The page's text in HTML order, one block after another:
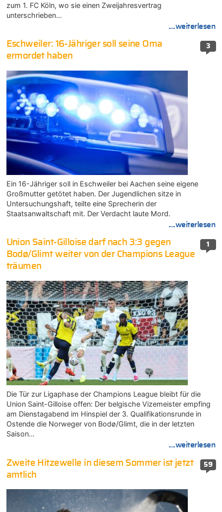
zum 1. FC Köln, wo sie einen Zweijahresvertrag
unterschrieben…
....weiterlesen
3
Eschweiler: 16-Jähriger soll seine Oma
ermordet haben
Ein 16-Jähriger soll in Eschweiler bei Aachen seine eigene
Großmutter getötet haben. Der Jugendlichen sitze in
Untersuchungshaft, teilte eine Sprecherin der
Staatsanwaltschaft mit. Der Verdacht laute Mord.
....weiterlesen
1
Union Saint-Gilloise darf nach 3:3 gegen
Bodø/Glimt weiter von der Champions League
träumen
Die Tür zur Ligaphase der Champions League bleibt für die
Union Saint-Gilloise offen: Der belgische Vizemeister empfing
am Dienstagabend im Hinspiel der 3. Qualifikationsrunde in
Ostende die Norweger von Bodø/Glimt, die in der letzten
Saison…
....weiterlesen
59
Zweite Hitzewelle in diesem Sommer ist jetzt
amtlich